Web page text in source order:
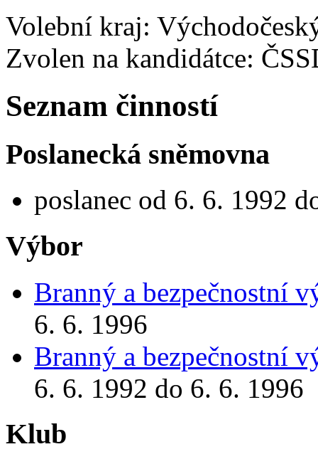
Volební kraj:
Zvolen na kandidátce:
Seznam činností
Poslanecká sněmovna
poslanec od 6. 6. 1992
Výbor
Branný a bezpečnostní
6. 6. 1996
Branný a bezpečnostní
6. 6. 1992 do 6. 6. 1996
Klub